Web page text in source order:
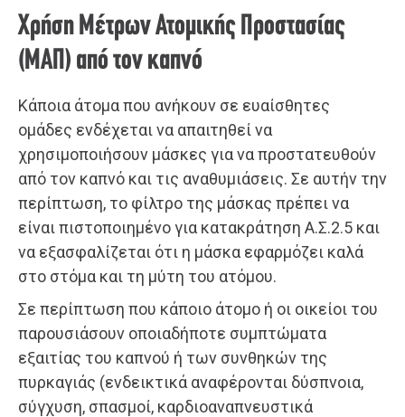
Χρήση Μέτρων Ατομικής Προστασίας
(ΜΑΠ) από τον καπνό
Κάποια άτομα που ανήκουν σε ευαίσθητες
ομάδες ενδέχεται να απαιτηθεί να
χρησιμοποιήσουν μάσκες για να προστατευθούν
από τον καπνό και τις αναθυμιάσεις. Σε αυτήν την
περίπτωση, το φίλτρο της μάσκας πρέπει να
είναι πιστοποιημένο για κατακράτηση Α.Σ.2.5 και
να εξασφαλίζεται ότι η μάσκα εφαρμόζει καλά
στο στόμα και τη μύτη του ατόμου.
Σε περίπτωση που κάποιο άτομο ή οι οικείοι του
παρουσιάσουν οποιαδήποτε συμπτώματα
εξαιτίας του καπνού ή των συνθηκών της
πυρκαγιάς (ενδεικτικά αναφέρονται δύσπνοια,
σύγχυση, σπασμοί, καρδιοαναπνευστικά